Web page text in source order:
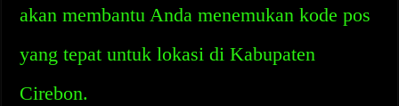
akan membantu Anda menemukan kode pos
yang tepat untuk lokasi di Kabupaten
Cirebon.